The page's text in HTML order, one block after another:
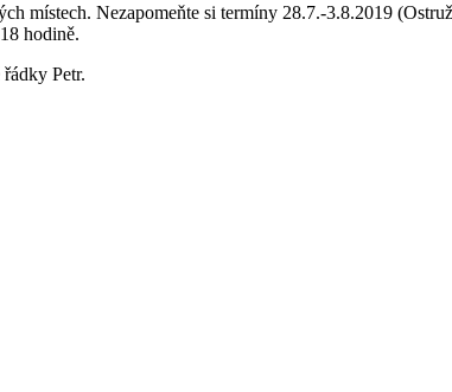
místech. Nezapomeňte si termíny 28.7.-3.8.2019
hodině.
Petr.